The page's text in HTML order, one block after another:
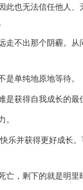
此也无法信任他人
走不出那个阴霾。
单纯地原地等待。
获得自我成长的最
乐并获得更好成长
亡，剩下的就是明